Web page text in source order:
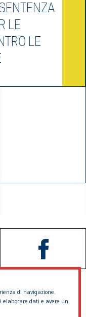
di navigazione.
elaborare dati e avere un
LE
LE